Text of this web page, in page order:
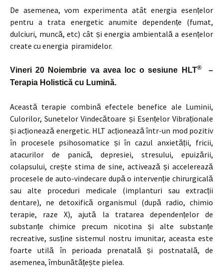
De asemenea, vom experimenta atât energia esențelor
pentru a trata energetic anumite dependențe (fumat,
dulciuri, muncă, etc) cât și energia ambientală a esențelor
create cu energia piramidelor.
Vineri 20 Noiembrie va avea loc o sesiune HLT®–
Terapia Holistică cu Lumină.
Această terapie combină efectele benefice ale Luminii,
Culorilor, Sunetelor Vindecătoare și Esențelor Vibraționale
și acționează energetic. HLT acționează într-un mod pozitiv
în procesele psihosomatice și în cazul anxietății, fricii,
atacurilor de panică, depresiei, stresului, epuizării,
colapsului, crește stima de sine, activează și accelerează
procesele de auto-vindecare după o intervenție chirurgicală
sau alte proceduri medicale (implanturi sau extracții
dentare), ne detoxifică organismul (după radio, chimio
terapie, raze X), ajută la tratarea dependențelor de
substanțe chimice precum nicotina și alte substanțe
recreative, susține sistemul nostru imunitar, aceasta este
foarte utilă în perioada prenatală și postnatală, de
asemenea, îmbunătățește pielea.